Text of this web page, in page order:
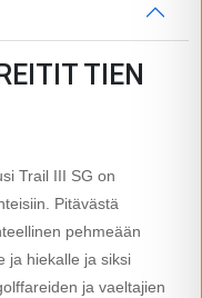
TIEN
Trail III SG on
Pitävästä
pehmeään
ja hiekalle ja siksi
ja vaeltajien